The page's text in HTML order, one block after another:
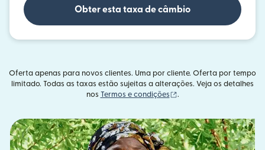
Obter esta taxa de câmbio
Oferta apenas para novos clientes. Uma por cliente. Oferta por tempo
limitado. Todas as taxas estão sujeitas a alterações. Veja os detalhes
nos Termos e condições (abre em uma nova
.